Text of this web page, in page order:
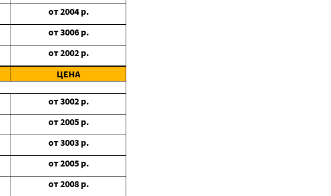
от2004 р.
от3006 р.
от2002 р.
ЦЕНА
от3002 р.
от2005 р.
от3003 р.
от2005 р.
от2008 р.